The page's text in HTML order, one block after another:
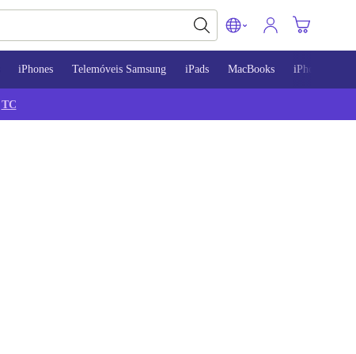
iPhones Telemóveis Samsung iPads MacBooks iPhone 13
TC